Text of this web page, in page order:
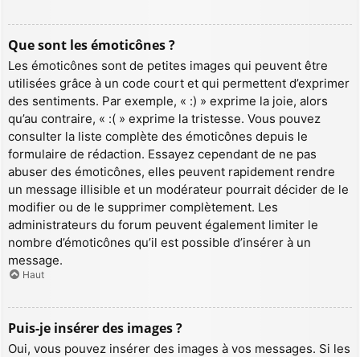
Que sont les émoticônes ?
Les émoticônes sont de petites images qui peuvent être
utilisées grâce à un code court et qui permettent d’exprimer
des sentiments. Par exemple, « :) » exprime la joie, alors
qu’au contraire, « :( » exprime la tristesse. Vous pouvez
consulter la liste complète des émoticônes depuis le
formulaire de rédaction. Essayez cependant de ne pas
abuser des émoticônes, elles peuvent rapidement rendre
un message illisible et un modérateur pourrait décider de le
modifier ou de le supprimer complètement. Les
administrateurs du forum peuvent également limiter le
nombre d’émoticônes qu’il est possible d’insérer à un
message.
Haut
Puis-je insérer des images ?
Oui, vous pouvez insérer des images à vos messages. Si les